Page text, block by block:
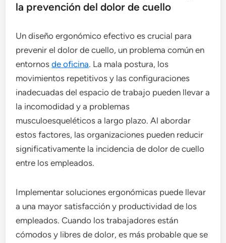
la prevención del dolor de cuello
Un diseño ergonómico efectivo es crucial para
prevenir el dolor de cuello, un problema común en
entornosde oficina. La mala postura, los
movimientos repetitivos y las configuraciones
inadecuadas del espacio de trabajo pueden llevar a
la incomodidad y a problemas
musculoesqueléticos a largo plazo. Al abordar
estos factores, las organizaciones pueden reducir
significativamente la incidencia de dolor de cuello
entre los empleados.
Implementar soluciones ergonómicas puede llevar
a una mayor satisfacción y productividad de los
empleados. Cuando los trabajadores están
cómodos y libres de dolor, es más probable que se